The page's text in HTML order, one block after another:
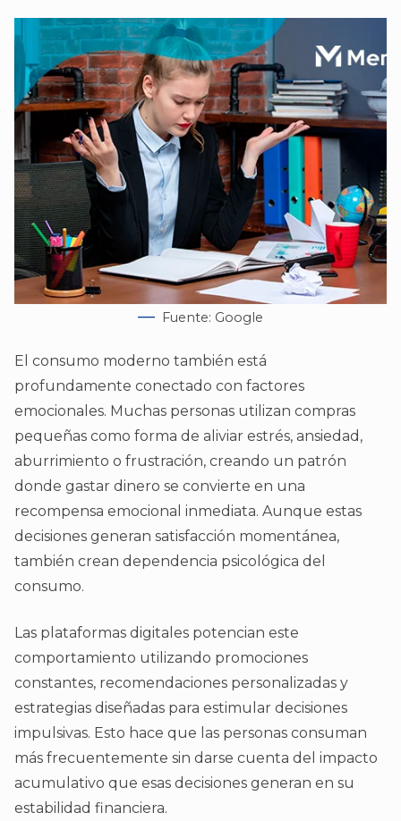
Fuente: Google
El consumo moderno también está
profundamente conectado con factores
emocionales. Muchas personas utilizan compras
pequeñas como forma de aliviar estrés, ansiedad,
aburrimiento o frustración, creando un patrón
donde gastar dinero se convierte en una
recompensa emocional inmediata. Aunque estas
decisiones generan satisfacción momentánea,
también crean dependencia psicológica del
consumo.
Las plataformas digitales potencian este
comportamiento utilizando promociones
constantes, recomendaciones personalizadas y
estrategias diseñadas para estimular decisiones
impulsivas. Esto hace que las personas consuman
más frecuentemente sin darse cuenta del impacto
acumulativo que esas decisiones generan en su
estabilidad financiera.